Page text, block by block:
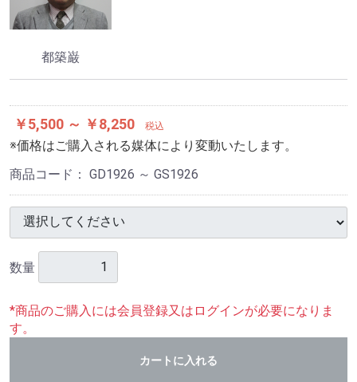
都築巌
￥5,500 ～ ￥8,250 税込
※価格はご購入される媒体により変動いたします。
商品コード： GD1926 ～ GS1926
数量
*商品のご購入には会員登録又はログインが必要になりま
す。
カートに入れる